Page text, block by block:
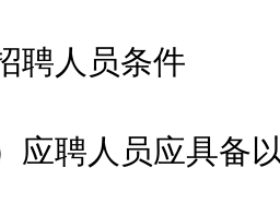
人员条件
聘人员应具备